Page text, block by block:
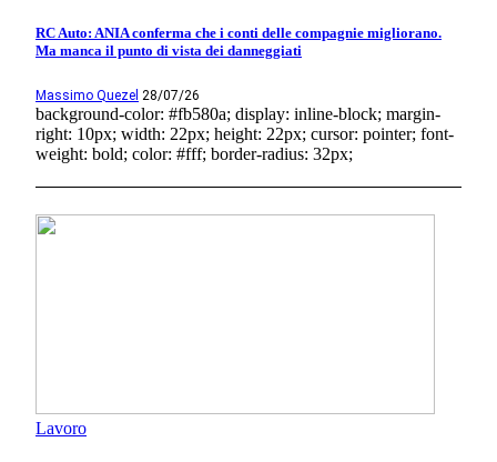
RC Auto: ANIA conferma che i conti delle compagnie migliorano.
Ma manca il punto di vista dei danneggiati
Massimo Quezel 28/07/26
background-color: #fb580a; display: inline-block; margin-
right: 10px; width: 22px; height: 22px; cursor: pointer; font-
weight: bold; color: #fff; border-radius: 32px;
Lavoro